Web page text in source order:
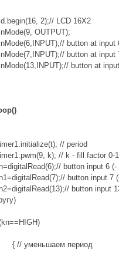
2);// LCD 16X2
OUTPUT);
button at input
button at input
button at
// period
k); // k - fill factor 0-
button input 6
button input 7
button input
{ // уменьшаем период